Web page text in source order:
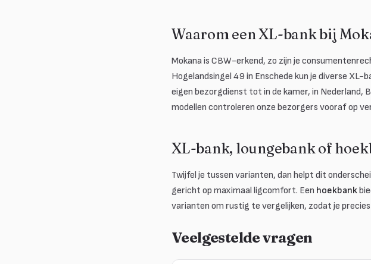
Waarom een XL-bank bij
Mokana is CBW-erkend, zo zijn je
Hogelandsingel 49 in Enschede kun je diverse
eigen bezorgdienst tot in de kamer, in Nederland,
modellen controleren onze bezorgers vooraf op
XL-bank, loungebank of
Twijfel je tussen varianten, dan helpt dit
gericht op maximaal ligcomfort. Een hoekbank
varianten om rustig te vergelijken, zodat je
Veelgestelde vragen